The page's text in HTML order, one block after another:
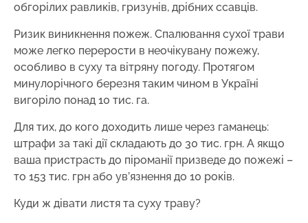
обгорілих равликів, гризунів, дрібних ссавців.
Ризик виникнення пожеж. Спалювання сухої трави
може легко перерости в неочікувану пожежу,
особливо в суху та вітряну погоду. Протягом
минулорічного березня таким чином в Україні
вигоріло понад 10 тис. га.
Для тих, до кого доходить лише через гаманець:
штрафи за такі дії складають до 30 тис. грн. А якщо
ваша пристрасть до піроманії призведе до пожежі –
то 153 тис. грн або ув’язнення до 10 років.
Куди ж дівати листя та суху траву?